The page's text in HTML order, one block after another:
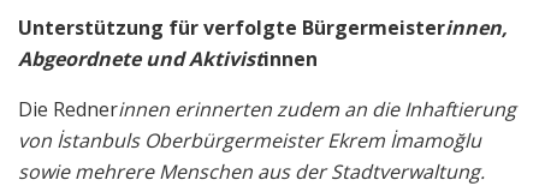
Unterstützung für verfolgte Bürgermeisterinnen,
Abgeordnete und Aktivistinnen
Die Rednerinnen erinnerten zudem an die Inhaftierung
von İstanbuls Oberbürgermeister Ekrem İmamoğlu
sowie mehrere Menschen aus der Stadtverwaltung.